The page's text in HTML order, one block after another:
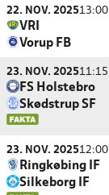
22. NOV. 202513:00
VRI
Vorup FB
23. NOV. 202511:15
FS Holstebro
Skødstrup SF
23. NOV. 202512:00
Ringkøbing IF
Silkeborg IF